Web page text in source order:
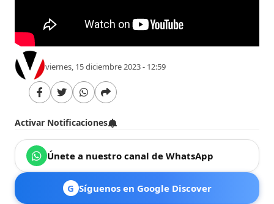
viernes, 15 diciembre 2023 - 12:59
Activar Notificaciones
Únete a nuestro canal de WhatsApp
G Síguenos en Google Discover